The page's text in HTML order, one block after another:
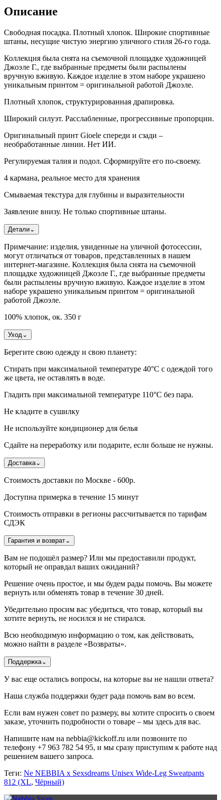
Описание
Свободная посадка. Плотный хлопок. Широкие спортивные
штаны, несущие чистую энергию уличного стиля 26-го года.
Коллекция была снята на съемочной площадке художницей
Джоэле Г., где выбранные предметы были распылены
вручную вживую. Каждое изделие в этом наборе украшено
уникальным принтом = оригинальной работой Джоэле.
Плотный хлопок, структурированная драпировка.
Широкий силуэт. Расслабленные, прогрессивные пропорции.
Оригинальный принт Gioele спереди и сзади –
необработанные линии. Нет ИИ.
Регулируемая талия и подол. Сформируйте его по-своему.
4 кармана, реальное место для хранения
Смываемая текстура для глубины и выразительности
Заявление внизу. Не только спортивные штаны.
Детали⌄
Примечание: изделия, увиденные на уличной фотосессии,
могут отличаться от товаров, представленных в нашем
интернет-магазине. Коллекция была снята на съемочной
площадке художницей Джоэле Г., где выбранные предметы
были распылены вручную вживую. Каждое изделие в этом
наборе украшено уникальным принтом = оригинальной
работой Джоэле.
100% хлопок, ок. 350 г
Уход ⌄
Берегите свою одежду и свою планету:
Стирать при максимальной температуре 40°C с одеждой того
же цвета, не оставлять в воде.
Гладить при максимальной температуре 110°С без пара.
Не кладите в сушилку
Не используйте кондиционер для белья
Сдайте на переработку или подарите, если больше не нужны.
Доставка⌄
Стоимость доставки по Москве - 600р.
Доступна примерка в течение 15 минут
Стоимость отправки в регионы рассчитывается по тарифам
СДЭК
Гарантия и возврат⌄
Вам не подошёл размер? Или мы предоставили продукт,
который не оправдал ваших ожиданий?
Решение очень простое, и мы будем рады помочь. Вы можете
вернуть или обменять товар в течение 30 дней.
Убедительно просим вас убедиться, что товар, который вы
хотите вернуть, не носился и не стирался.
Всю необходимую информацию о том, как действовать,
можно найти в разделе «Возвраты».
Поддержка⌄
У вас еще остались вопросы, на которые вы не нашли ответа?
Наша служба поддержки будет рада помочь вам во всем.
Если вам нужен совет по размеру, вы хотите спросить о своем
заказе, уточнить подробности о товаре – мы здесь для вас.
Напишите нам на nebbia@kickoff.ru или позвоните по
телефону +7 963 782 54 95, и мы сразу приступим к работе над
решением вашего запроса.
Теги: Ne NEBBIA x Sexsdreams Unisex Wide-Leg Sweatpants
812 (XL, Чёрный)